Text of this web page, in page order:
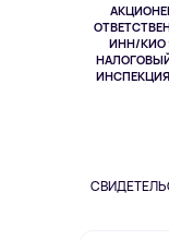
ИНН/КИО
Здоровье питомцев
Одежда и